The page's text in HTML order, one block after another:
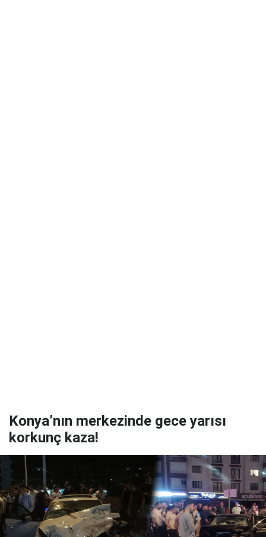
Konya’nın merkezinde gece yarısı
korkunç kaza!